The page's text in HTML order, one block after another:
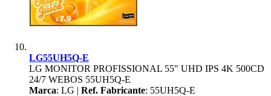
LG55UH5Q-E
LG MONITOR PROFISSIONAL 55" UHD IPS 4K 500CD
24/7 WEBOS 55UH5Q-E
Marca: LG | Ref. Fabricante: 55UH5Q-E